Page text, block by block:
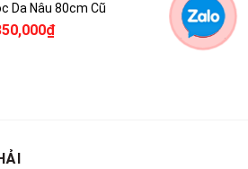
2,130,000₫.là:
Da Nâu 80cm Cũ
₫Giá